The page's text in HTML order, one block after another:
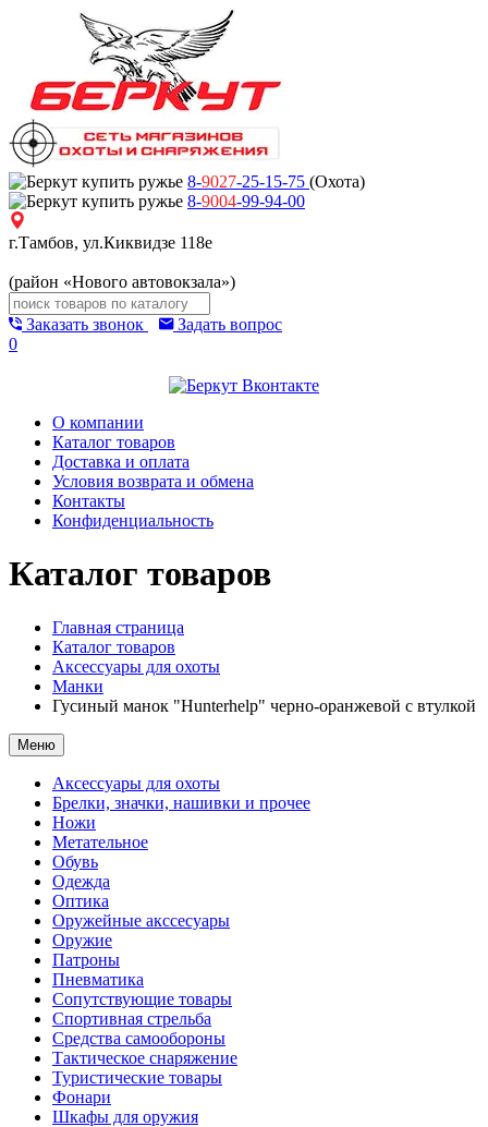
8-9027-25-15-75 (Охота)
8-9004-99-94-00
г.Тамбов, ул.Киквидзе 118е
(район «Нового автовокзала»)
Заказать звонок
Задать вопрос
0
О компании
Каталог товаров
Доставка и оплата
Условия возврата и обмена
Контакты
Конфиденциальность
Каталог товаров
Главная страница
Каталог товаров
Аксессуары для охоты
Манки
Гусиный манок "Hunterhelp" черно-оранжевой с втулкой
Меню
Аксессуары для охоты
Брелки, значки, нашивки и прочее
Ножи
Метательное
Обувь
Одежда
Оптика
Оружейные акссесуары
Оружие
Патроны
Пневматика
Сопутствующие товары
Спортивная стрельба
Средства самообороны
Тактическое снаряжение
Туристические товары
Фонари
Шкафы для оружия